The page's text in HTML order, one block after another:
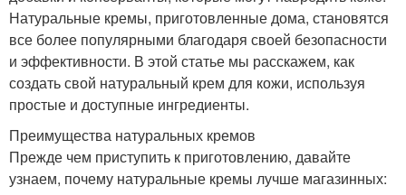
Натуральные кремы, приготовленные дома, становятся
все более популярными благодаря своей безопасности
и эффективности. В этой статье мы расскажем, как
создать свой натуральный крем для кожи, используя
простые и доступные ингредиенты.
Преимущества натуральных кремов
Прежде чем приступить к приготовлению, давайте
узнаем, почему натуральные кремы лучше магазинных: